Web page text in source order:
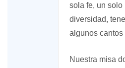
sola fe, un solo
diversidad,
algunos
Nuestra misa